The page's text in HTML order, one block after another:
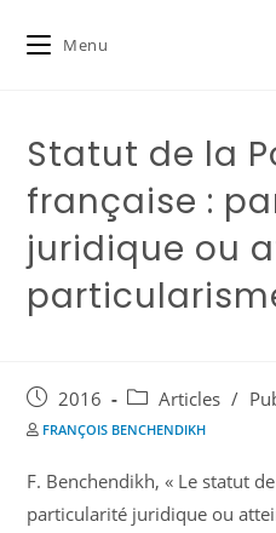
Menu
Statut de la
française :
juridique ou
2016 Articles /
FRANÇOIS BENCHENDIKH
F. Benchendikh, « Le statut
particularité juridique ou